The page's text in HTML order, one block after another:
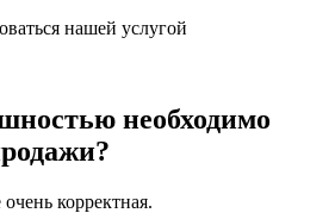
нашей услугой
необходимо
корректная.